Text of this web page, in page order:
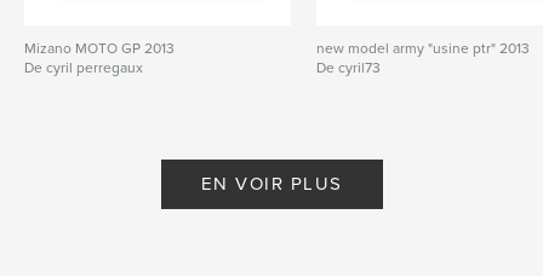
Mizano MOTO GP 2013
De cyril perregaux
new model army "usine ptr" 2013
De cyril73
EN VOIR PLUS